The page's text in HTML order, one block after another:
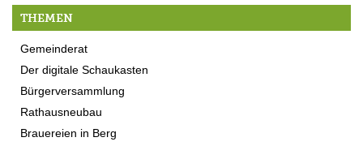
THEMEN
Gemeinderat
Der digitale Schaukasten
Bürgerversammlung
Rathausneubau
Brauereien in Berg